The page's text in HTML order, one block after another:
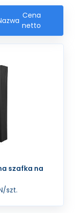
Cena
netto
szafka na
/szt.